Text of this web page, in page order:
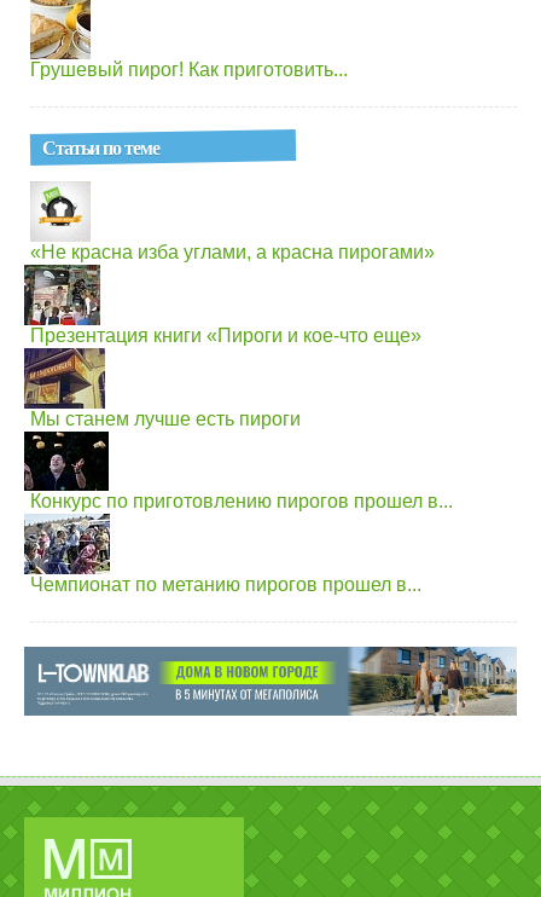
Грушевый пирог! Как приготовить...
Статьи по теме
«Не красна изба углами, а красна пирогами»
Презентация книги «Пироги и кое-что еще»
Мы станем лучше есть пироги
Конкурс по приготовлению пирогов прошел в...
Чемпионат по метанию пирогов прошел в...